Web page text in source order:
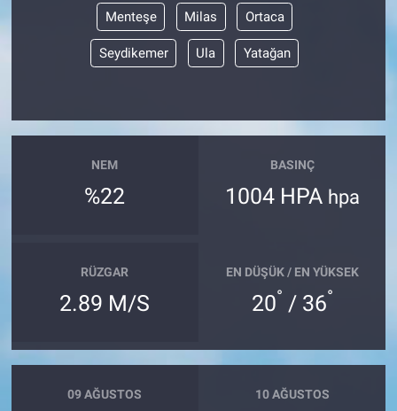
Menteşe Milas Ortaca
Seydikemer Ula Yatağan
NEM
%22
BASINÇ
1004 HPA hpa
RÜZGAR
2.89 M/S
EN DÜŞÜK / EN YÜKSEK
20° / 36°
09 AĞUSTOS 10 AĞUSTOS